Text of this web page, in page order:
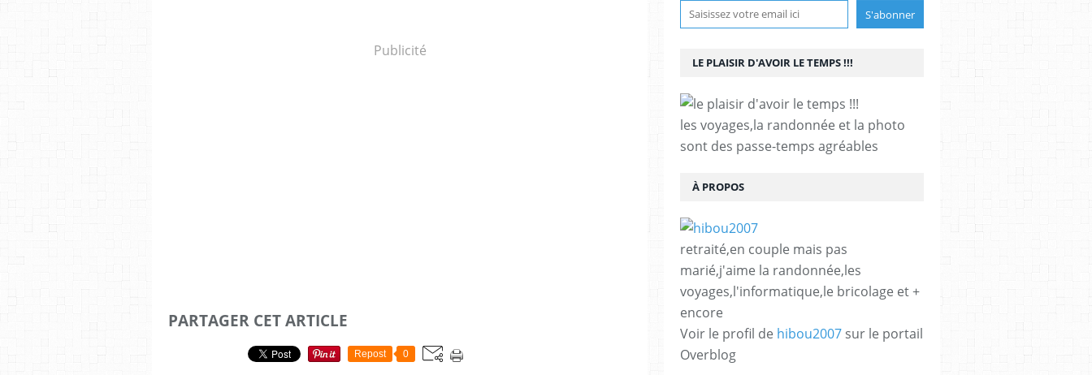
Publicité
PARTAGER CET ARTICLE
Repost 0
LE PLAISIR D'AVOIR LE TEMPS !!!
les voyages,la randonnée et la photo
sont des passe-temps agréables
À PROPOS
retraité,en couple mais pas
marié,j'aime la randonnée,les
voyages,l'informatique,le bricolage et +
encore
Voir le profil de hibou2007 sur le portail
Overblog